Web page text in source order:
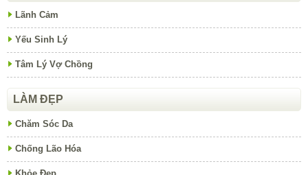
Lãnh Cảm
Yếu Sinh Lý
Tâm Lý Vợ Chồng
LÀM ĐẸP
Chăm Sóc Da
Chống Lão Hóa